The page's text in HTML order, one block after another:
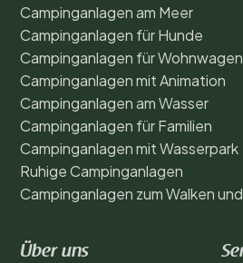
Campinganlagen am Meer
Campinganlagen für Hunde
Campinganlagen für Wohnwagen
Campinganlagen mit Animation
Campinganlagen am Wasser
Campinganlagen für Familien
Campinganlagen mit Wasserpark
Ruhige Campinganlagen
Campinganlagen zum Walken
Über uns